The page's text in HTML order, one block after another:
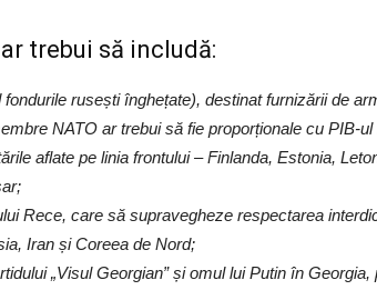
trebui să includă:
rusești înghețate), destinat furnizării de
NATO ar trebui să fie proporționale cu PIB-
aflate pe linia frontului – Finlanda, Estonia,
Rece, care să supravegheze respectarea
Iran și Coreea de Nord;
„Visul Georgian” și omul lui Putin în